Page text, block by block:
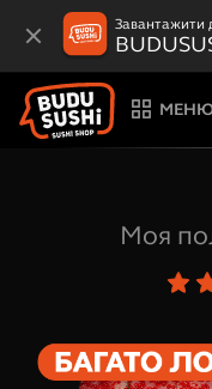
Завантажити
Моя